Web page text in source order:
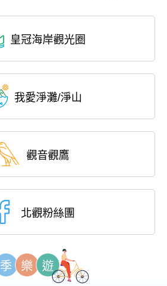
皇冠海岸觀光圈
我愛淨灘/淨山
觀音觀鷹
北觀粉絲團
季 樂 遊